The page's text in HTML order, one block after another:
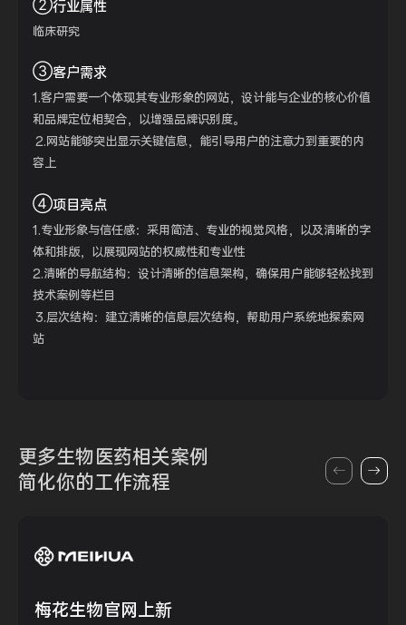
②行业属性
临床研究
③客户需求
1.客户需要一个体现其专业形象的网站，设计能与企业的核心价值
和品牌定位相契合，以增强品牌识别度。
2.网站能够突出显示关键信息，能引导用户的注意力到重要的内
容上
④项目亮点
1.专业形象与信任感：采用简洁、专业的视觉风格，以及清晰的字
体和排版，以展现网站的权威性和专业性
2.清晰的导航结构：设计清晰的信息架构，确保用户能够轻松找到
技术案例等栏目
3.层次结构：建立清晰的信息层次结构，帮助用户系统地探索网
站
更多生物医药相关案例
简化你的工作流程
梅花生物官网上新